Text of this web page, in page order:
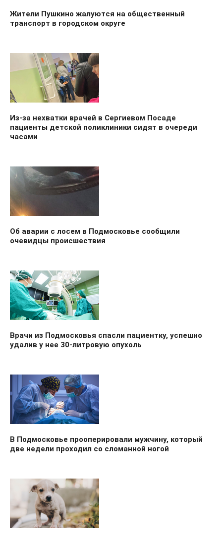
Жители Пушкино жалуются на общественный
транспорт в городском округе
Из-за нехватки врачей в Сергиевом Посаде
пациенты детской поликлиники сидят в очереди
часами
Об аварии с лосем в Подмосковье сообщили
очевидцы происшествия
Врачи из Подмосковья спасли пациентку, успешно
удалив у нее 30-литровую опухоль
В Подмосковье прооперировали мужчину, который
две недели проходил со сломанной ногой